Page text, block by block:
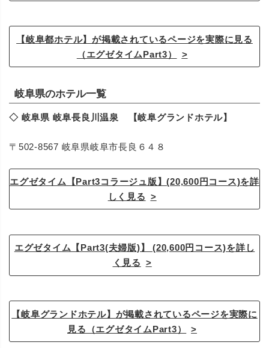
【岐阜都ホテル】が掲載されているページを実際に見る
（エグゼタイムPart3）
岐阜県のホテル一覧
◇ 岐阜県 岐阜長良川温泉 【岐阜グランドホテル】
〒502-8567 岐阜県岐阜市長良６４８
エグゼタイム【Part3コラージュ版】(20,600円コース)を詳
しく見る
エグゼタイム【Part3(夫婦版)】 (20,600円コース)を詳し
く見る
【岐阜グランドホテル】が掲載されているページを実際に
見る（エグゼタイムPart3）